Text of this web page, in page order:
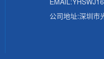
公司地址:深圳市